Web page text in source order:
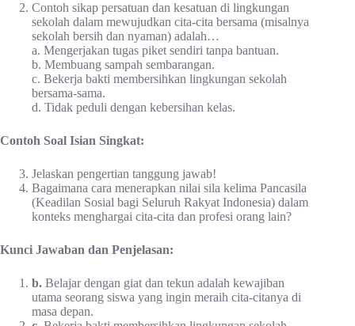
Contoh sikap persatuan dan kesatuan di lingkungan
sekolah dalam mewujudkan cita-cita bersama (misalnya
sekolah bersih dan nyaman) adalah…
a. Mengerjakan tugas piket sendiri tanpa bantuan.
b. Membuang sampah sembarangan.
c. Bekerja bakti membersihkan lingkungan sekolah
bersama-sama.
d. Tidak peduli dengan kebersihan kelas.
Contoh Soal Isian Singkat:
Jelaskan pengertian tanggung jawab!
Bagaimana cara menerapkan nilai sila kelima Pancasila
(Keadilan Sosial bagi Seluruh Rakyat Indonesia) dalam
konteks menghargai cita-cita dan profesi orang lain?
Kunci Jawaban dan Penjelasan:
b. Belajar dengan giat dan tekun adalah kewajiban
utama seorang siswa yang ingin meraih cita-citanya di
masa depan.